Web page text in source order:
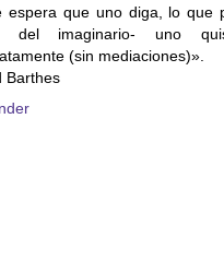
espera que uno diga, lo que
del imaginario- uno
(sin mediaciones)».
Barthes